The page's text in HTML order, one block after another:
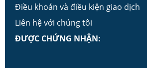
Điều khoản và điều kiện giao dịch
Liên hệ với chúng tôi
ĐƯỢC CHỨNG NHẬN: